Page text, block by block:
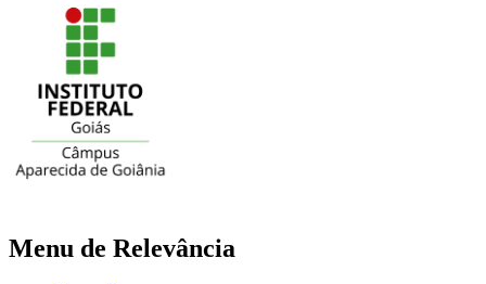
Menu de Relevância